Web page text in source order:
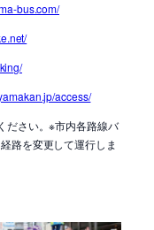
bus.com/
access/
ださい。※市内各路線バ
路を変更して運行しま